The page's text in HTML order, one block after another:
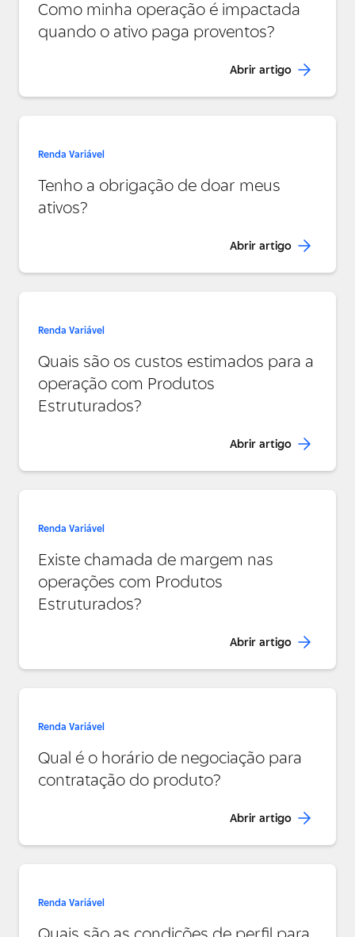
Como minha operação é impactada
quando o ativo paga proventos?
Abrir artigo
Renda Variável
Tenho a obrigação de doar meus
ativos?
Abrir artigo
Renda Variável
Quais são os custos estimados para a
operação com Produtos
Estruturados?
Abrir artigo
Renda Variável
Existe chamada de margem nas
operações com Produtos
Estruturados?
Abrir artigo
Renda Variável
Qual é o horário de negociação para
contratação do produto?
Abrir artigo
Renda Variável